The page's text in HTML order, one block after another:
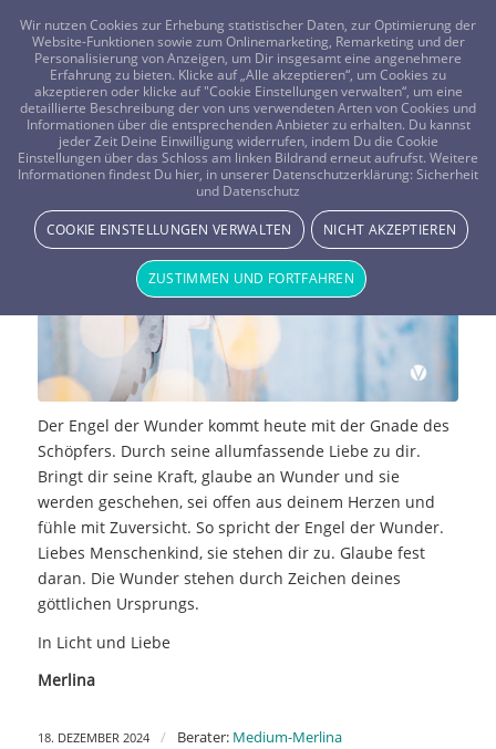
FRAGEN? KOSTENLOS ANRUFEN: 0800-8478266
Botschaften der Engel der Wunder
Vistano Beraterin Medium-Merlina - Beraterblog
Der Engel der Wunder kommt heute mit der Gnade des
Schöpfers. Durch seine allumfassende Liebe zu dir.
Bringt dir seine Kraft, glaube an Wunder und sie
werden geschehen, sei offen aus deinem Herzen und
fühle mit Zuversicht. So spricht der Engel der Wunder.
Liebes Menschenkind, sie stehen dir zu. Glaube fest
daran. Die Wunder stehen durch Zeichen deines
göttlichen Ursprungs.
In Licht und Liebe
Merlina
18. DEZEMBER 2024 / Berater: Medium-Merlina
Wir nutzen Cookies zur Erhebung statistischer Daten, zur Optimierung der
Website-Funktionen sowie zum Onlinemarketing, Remarketing und der
Personalisierung von Anzeigen, um Dir insgesamt eine angenehmere
Erfahrung zu bieten. Klicke auf „Alle akzeptieren“, um Cookies zu
akzeptieren oder klicke auf "Cookie Einstellungen verwalten“, um eine
detaillierte Beschreibung der von uns verwendeten Arten von Cookies und
Informationen über die entsprechenden Anbieter zu erhalten. Du kannst
jeder Zeit Deine Einwilligung widerrufen, indem Du die Cookie
Einstellungen über das Schloss am linken Bildrand erneut aufrufst. Weitere
Informationen findest Du hier, in unserer Datenschutzerklärung: Sicherheit
und Datenschutz
COOKIE EINSTELLUNGEN VERWALTEN NICHT AKZEPTIEREN
ZUSTIMMEN UND FORTFAHREN